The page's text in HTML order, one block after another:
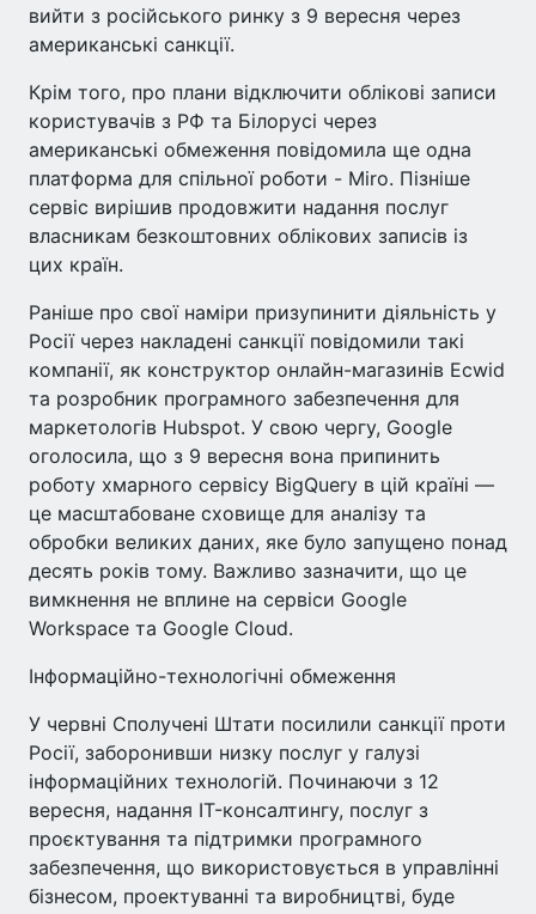
вийти з російського ринку з 9 вересня через
американські санкції.
Крім того, про плани відключити облікові записи
користувачів з РФ та Білорусі через
американські обмеження повідомила ще одна
платформа для спільної роботи - Miro. Пізніше
сервіс вирішив продовжити надання послуг
власникам безкоштовних облікових записів із
цих країн.
Раніше про свої наміри призупинити діяльність у
Росії через накладені санкції повідомили такі
компанії, як конструктор онлайн-магазинів Ecwid
та розробник програмного забезпечення для
маркетологів Hubspot. У свою чергу, Google
оголосила, що з 9 вересня вона припинить
роботу хмарного сервісу BigQuery в цій країні —
це масштабоване сховище для аналізу та
обробки великих даних, яке було запущено понад
десять років тому. Важливо зазначити, що це
вимкнення не вплине на сервіси Google
Workspace та Google Cloud.
Інформаційно-технологічні обмеження
У червні Сполучені Штати посилили санкції проти
Росії, заборонивши низку послуг у галузі
інформаційних технологій. Починаючи з 12
вересня, надання IT-консалтингу, послуг з
проєктування та підтримки програмного
забезпечення, що використовується в управлінні
бізнесом, проектуванні та виробництві, буде